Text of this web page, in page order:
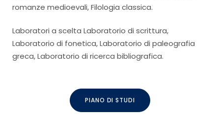
romanze medioevali, Filologia classica.
Laboratori a scelta Laboratorio di scrittura,
Laboratorio di fonetica, Laboratorio di paleografia
greca, Laboratorio di ricerca bibliografica.
PIANO DI STUDI